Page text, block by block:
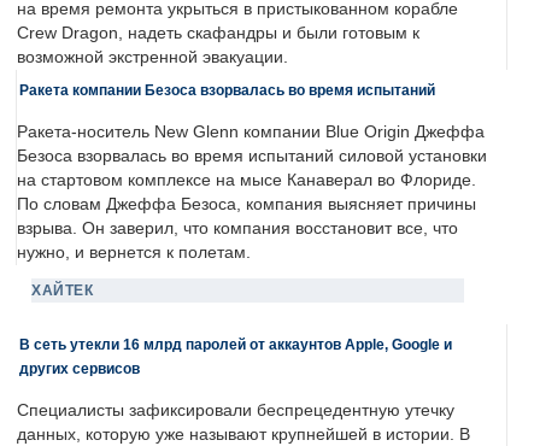
на время ремонта укрыться в пристыкованном корабле
Crew Dragon, надеть скафандры и были готовым к
возможной экстренной эвакуации.
Ракета компании Безоса взорвалась во время испытаний
Ракета-носитель New Glenn компании Blue Origin Джеффа
Безоса взорвалась во время испытаний силовой установки
на стартовом комплексе на мысе Канаверал во Флориде.
По словам Джеффа Безоса, компания выясняет причины
взрыва. Он заверил, что компания восстановит все, что
нужно, и вернется к полетам.
ХАЙТЕК
В сеть утекли 16 млрд паролей от аккаунтов Apple, Google и
других сервисов
Специалисты зафиксировали беспрецедентную утечку
данных, которую уже называют крупнейшей в истории. В